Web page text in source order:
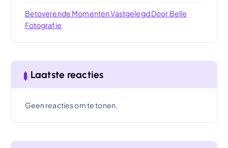
Betoverende Momenten Vastgelegd Door Belle
Fotografie
Laatste reacties
Geen reacties om te tonen.